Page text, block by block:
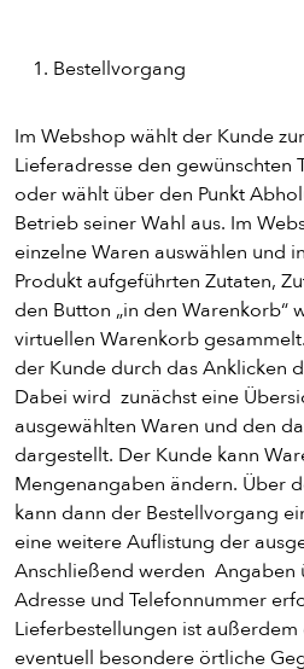
Bestellvorgang
Im Webshop wählt der Kunde
Lieferadresse den gewünschten
oder wählt über den Punkt
Betrieb seiner Wahl aus. Im
einzelne Waren auswählen und
Produkt aufgeführten Zutaten,
den Button „in den Warenkorb“
virtuellen Warenkorb
der Kunde durch das Anklicken
Dabei wird zunächst eine
ausgewählten Waren und den
dargestellt. Der Kunde kann
Mengenangaben ändern. Über
kann dann der Bestellvorgang
eine weitere Auflistung der
Anschließend werden Angaben
Adresse und Telefonnummer
Lieferbestellungen ist außerdem
eventuell besondere örtliche